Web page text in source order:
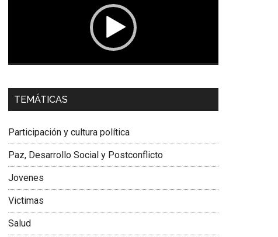
Dra. Carolina Corcho Mejía,
Latinoamericana Sur, Vicepresidenta Federación
TEMÁTICAS
Participación y cultura política
Paz, Desarrollo Social y Postconflicto
Jovenes
Victimas
Salud